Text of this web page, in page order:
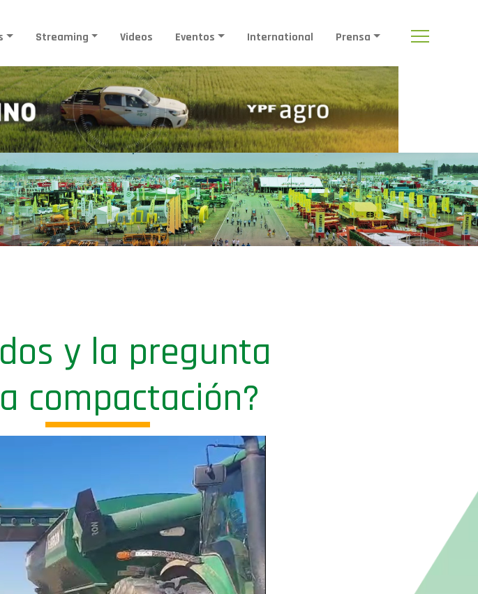
Streaming Videos Eventos International Prensa
y la pregunta
compactación?